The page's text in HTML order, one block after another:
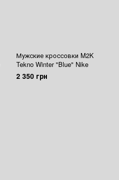
Мужские кроссовки M2K
Tekno Winter "Blue" Nike
2 350 грн